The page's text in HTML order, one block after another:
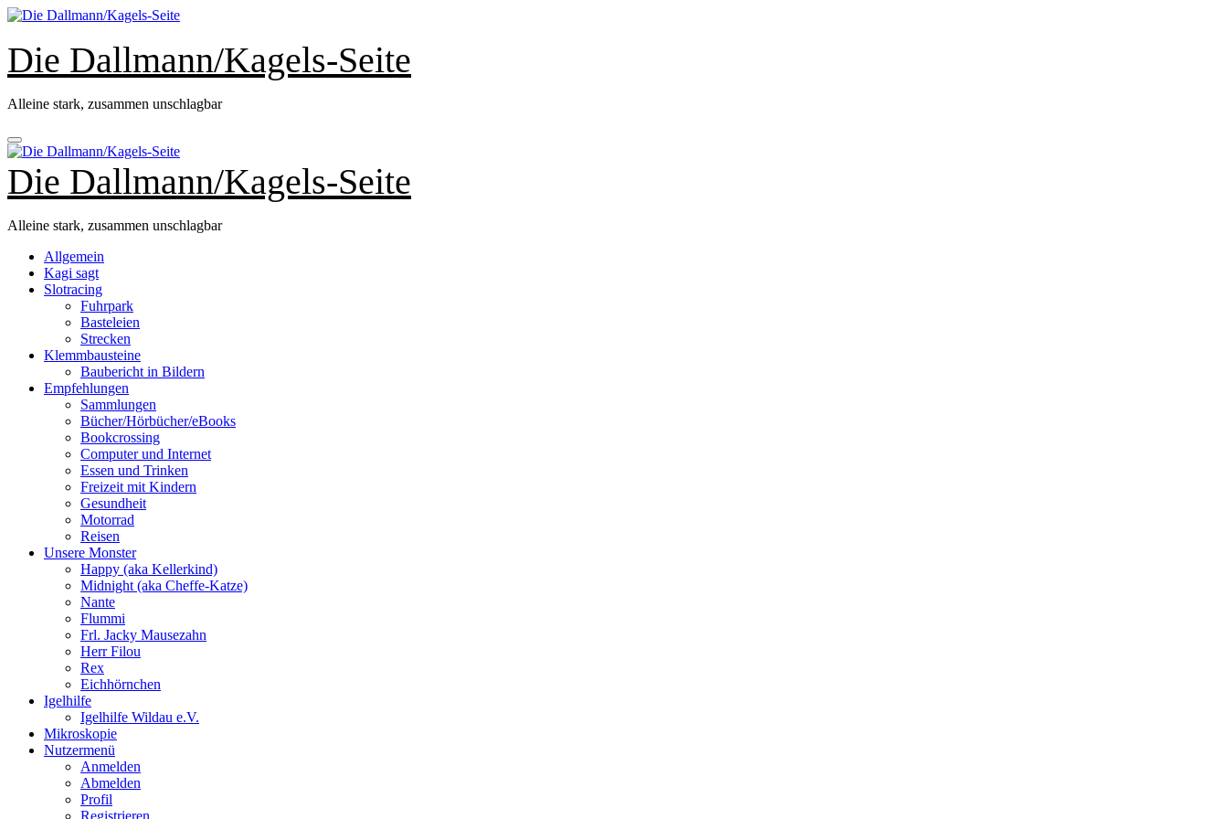
Zum
springen
Die Dallmann/Kagels-Seite
Alleine stark, zusammen unschlagbar
Die Dallmann/Kagels-Seite
Alleine stark, zusammen unschlagbar
Allgemein
Kagi sagt
Slotracing
Fuhrpark
Basteleien
Strecken
Klemmbausteine
Baubericht in Bildern
Empfehlungen
Sammlungen
Bücher/Hörbücher/eBooks
Bookcrossing
Computer und Internet
Essen und Trinken
Freizeit mit Kindern
Gesundheit
Motorrad
Reisen
Unsere Monster
Happy (aka Kellerkind)
Midnight (aka Cheffe-Katze)
Nante
Flummi
Frl. Jacky Mausezahn
Herr Filou
Rex
Eichhörnchen
Igelhilfe
Igelhilfe Wildau e.V.
Mikroskopie
Nutzermenü
Anmelden
Abmelden
Profil
Registrieren